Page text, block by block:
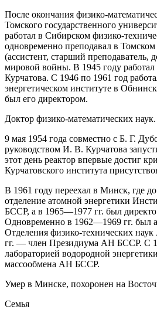
После окончания физико-
Томского государственного
работал в Сибирском физико-
одновременно преподавал в Томском
(ассистент, старший преподаватель,
мировой войны. В 1945 году
Курчатова. С 1946 по 1961 год
энергетическом институте в
был его директором.
Доктор физико-математических наук.
9 мая 1954 года совместно с Б. Г.
руководством И. В. Курчатова
этот день реактор впервые достиг
Курчатовского института
В 1961 году переехал в Минск, где до
отделение атомной энергетики
БССР, а в 1965—1977 гг. был
Одновременно в 1962—1969 гг. был
Отделения физико-технических
гг. — член Президиума АН БССР. С
лабораторией водородной
массообмена АН БССР.
Умер в Минске, похоронен на
Семья